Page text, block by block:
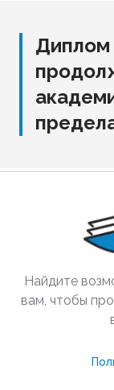
Диплом
Найдите
вам, чтобы